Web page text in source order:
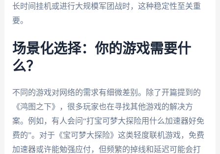
长时间挂机或进行大规模军团战时，这种稳定性至关重
要。
场景化选择：你的游戏需要什
么？
不同的游戏对网络的需求有细微差别。除了开篇提到的
《鸿图之下》，很多玩家也在寻找其他游戏的解决方
案。例如，有人会问“打宝可梦大探险用什么加速器好免
费的”。对于《宝可梦大探险》这类轻度联机游戏，免费
加速器或许能勉强应付，但频繁的掉线和延迟可能会打